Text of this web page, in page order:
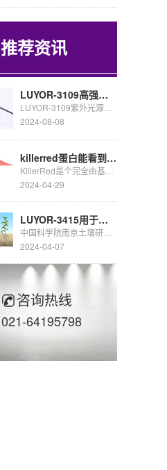
推荐资讯
LUYOR-3109高强度紫外催化光源促销
2024-08-08
killerred蛋白能看到荧光吗
2024-04-29
LUYOR-3415用于豆科生物固氮的研究
2024-04-07
咨询热线
021-64195798